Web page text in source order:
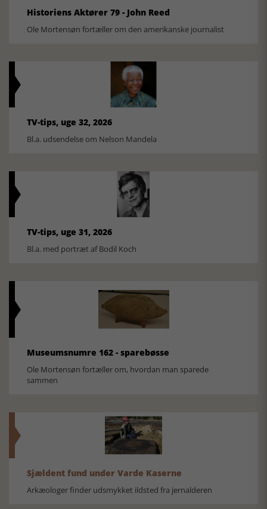
Historiens Aktører 79 - John Reed
Ole Mortensøn fortæller om den amerikanske journalist
TV-tips, uge 32, 2026
Bl.a. udsendelse om Nelson Mandela
TV-tips, uge 31, 2026
Bl.a. med portræt af Bodil Koch
Museumsnumre 162 - sparebøsse
Ole Mortensøn fortæller om, hvordan man sparede
sammen
Sjældent fund under Varde Kaserne
Arkæologer finder udsmykket ildsted fra jernalderen